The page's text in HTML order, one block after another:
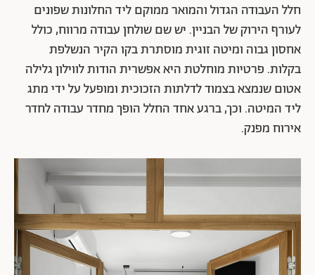
חלל העבודה הגדול והמואר ממוקם ליד החלונות שפונים
לעורף הירוק של הבניין. יש שם שולחן עבודה מרווח, כולל
אחסון גבוה ומיטה זוגית מוסתרת בקו הקיר הנשלפת
בקלות. פרטיות מוחלטת היא אפשרית הודות לווילון גלילה
אטום שנמצא בצמוד לדלתות הזכוכית ומופעל על ידי מתג
ליד המיטה. וכך, ברגע אחד החלל הופך מחדר עבודה לחדר
אירוח מפנק.